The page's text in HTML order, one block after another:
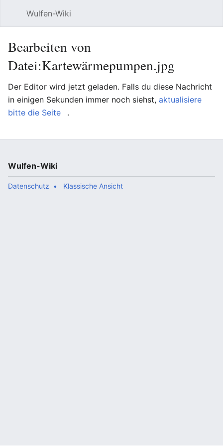
Wulfen-Wiki
Bearbeiten von
Datei:Kartewärmepumpen.jpg
Der Editor wird jetzt geladen. Falls du diese Nachricht
in einigen Sekunden immer noch siehst, aktualisiere
bitte die Seite
.
Wulfen-Wiki
Datenschutz Klassische Ansicht